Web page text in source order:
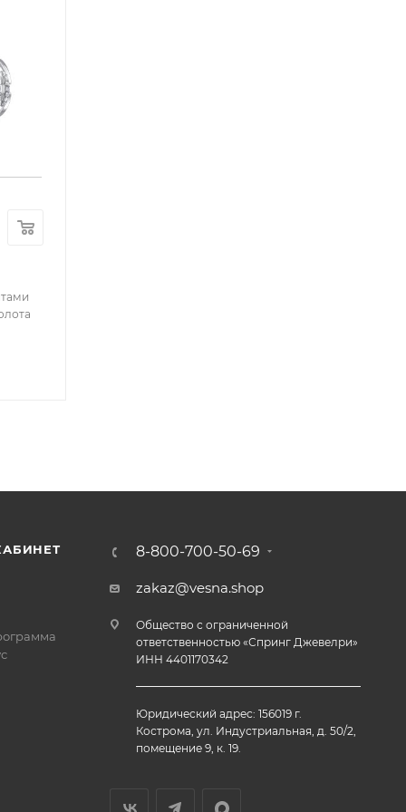
8-800-700-50-69
zakaz@vesna.shop
Общество с ограниченной
ответственностью «Спринг Джевелри»
ИНН 4401170342
Юридический адрес: 156019 г.
Кострома, ул. Индустриальная, д. 50/2,
помещение 9, к. 19.